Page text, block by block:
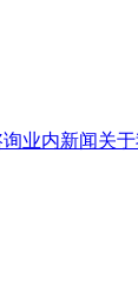
业内新闻关